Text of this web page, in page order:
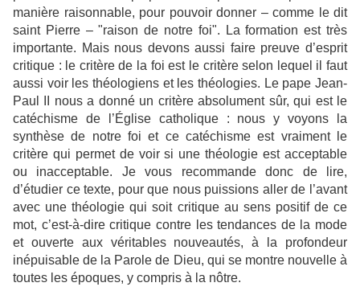
manière raisonnable, pour pouvoir donner – comme le dit
saint Pierre – "raison de notre foi". La formation est très
importante. Mais nous devons aussi faire preuve d’esprit
critique : le critère de la foi est le critère selon lequel il faut
aussi voir les théologiens et les théologies. Le pape Jean-
Paul II nous a donné un critère absolument sûr, qui est le
catéchisme de l’Église catholique : nous y voyons la
synthèse de notre foi et ce catéchisme est vraiment le
critère qui permet de voir si une théologie est acceptable
ou inacceptable. Je vous recommande donc de lire,
d’étudier ce texte, pour que nous puissions aller de l’avant
avec une théologie qui soit critique au sens positif de ce
mot, c’est-à-dire critique contre les tendances de la mode
et ouverte aux véritables nouveautés, à la profondeur
inépuisable de la Parole de Dieu, qui se montre nouvelle à
toutes les époques, y compris à la nôtre.